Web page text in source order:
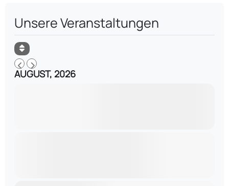
Unsere Veranstaltungen
AUGUST, 2026